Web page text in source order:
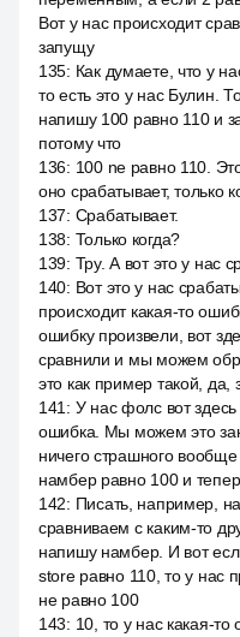
Вот у нас происходит
запущу
135: Как думаете, что у
то есть это у нас Булин.
напишу 100 равно 110 и
потому что
136: 100 ne равно 110.
оно срабатывает, только
137: Срабатывает.
138: Только когда?
139: Тру. А вот это у нас
140: Вот это у нас
происходит какая-то
ошибку произвели, вот
сравнили и мы можем
это как пример такой, да,
141 : У нас фолс вот
ошибка. Мы можем это
ничего страшного
намбер равно 100 и
142: Писать, например,
сравниваем с каким-то
напишу намбер. И вот
store равно 110, то у нас
не равно 100
143: 10, то у нас какая-